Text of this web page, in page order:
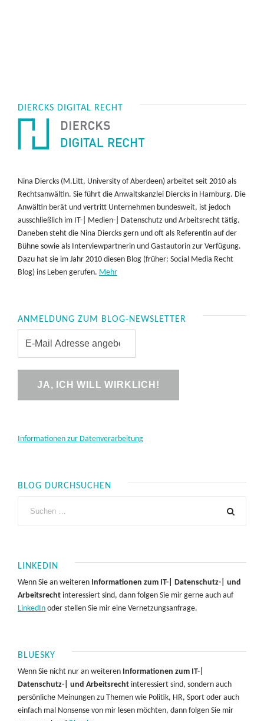
DIERCKS DIGITAL RECHT
Nina Diercks (M.Litt, University of Aberdeen) arbeitet seit 2010 als
Rechtsanwältin. Sie führt die Anwaltskanzlei Diercks in Hamburg. Die
Anwältin berät und vertritt Unternehmen bundesweit, ist jedoch
ausschließlich im IT-| Medien-| Datenschutz und Arbeitsrecht tätig.
Daneben steht die Nina Diercks gern und oft als Referentin auf der
Bühne sowie als Interviewpartnerin und Gastautorin zur Verfügung.
Dazu hat sie im Jahr 2010 diesen Blog (früher: Social Media Recht
Blog) ins Leben gerufen. Mehr
ANMELDUNG ZUM BLOG-NEWSLETTER
Informationen zur Datenverarbeitung
BLOG DURCHSUCHEN
LINKEDIN
Wenn Sie an weiteren Informationen zum IT-| Datenschutz-| und
Arbeitsrecht interessiert sind, dann folgen Sie mir gerne auch auf
LinkedIn oder stellen Sie mir eine Vernetzungsanfrage.
BLUESKY
Wenn Sie nicht nur an weiteren Informationen zum IT-|
Datenschutz-| und Arbeitsrecht interessiert sind, sondern auch
persönliche Meinungen zu Themen wie Politik, HR, Sport oder auch
einfach mal Nonsense von mir lesen möchten, dann folgen Sie mir